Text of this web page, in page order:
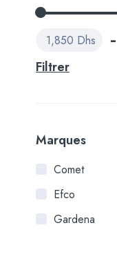
Filtrer
1,850 Dhs
Marques
Comet
Efco
Gardena